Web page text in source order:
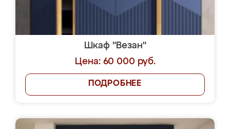
Шкаф "Везан"
Цена: 60 000 руб.
ПОДРОБНЕЕ